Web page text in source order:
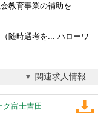
教育事業の補助を
随時選考を... ハローワ
関連求人情報
富士吉田